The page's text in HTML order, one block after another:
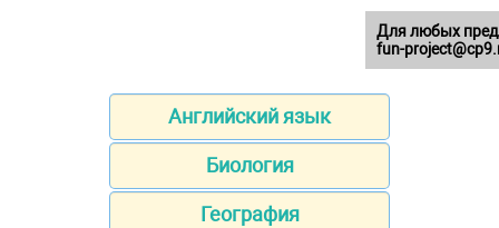
Английский язык
Биология
География
Для любых
fun-